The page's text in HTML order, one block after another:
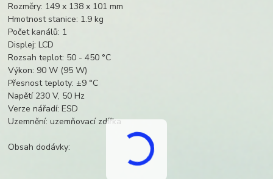
Rozměry: 149 x 138 x 101 mm
Hmotnost stanice: 1.9 kg
Počet kanálů: 1
Displej: LCD
Rozsah teplot: 50 - 450 °C
Výkon: 90 W (95 W)
Přesnost teploty: ±9 °C
Napětí 230 V, 50 Hz
Verze nářadí: ESD
Uzemnění: uzemňovací zdířka
Obsah dodávky: